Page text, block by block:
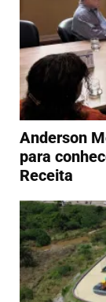
Anderson
para
Receita